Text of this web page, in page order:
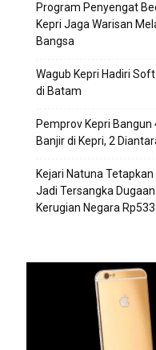
Program Penyengat
Kepri Jaga Warisan
Bangsa
Wagub Kepri Hadiri
di Batam
Pemprov Kepri
Banjir di Kepri, 2
Kejari Natuna
Jadi Tersangka
Kerugian Negara